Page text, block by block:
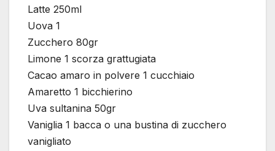
Latte 250ml
Uova 1
Zucchero 80gr
Limone 1 scorza grattugiata
Cacao amaro in polvere 1 cucchiaio
Amaretto 1 bicchierino
Uva sultanina 50gr
Vaniglia 1 bacca o una bustina di zucchero
vanigliato